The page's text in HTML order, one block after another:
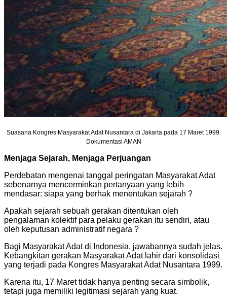
Suasana Kongres Masyarakat Adat Nusantara di Jakarta pada 17 Maret 1999.
Dokumentasi AMAN
Menjaga Sejarah, Menjaga Perjuangan
Perdebatan mengenai tanggal peringatan Masyarakat Adat
sebenarnya mencerminkan pertanyaan yang lebih
mendasar: siapa yang berhak menentukan sejarah ?
Apakah sejarah sebuah gerakan ditentukan oleh
pengalaman kolektif para pelaku gerakan itu sendiri, atau
oleh keputusan administratif negara ?
Bagi Masyarakat Adat di Indonesia, jawabannya sudah jelas.
Kebangkitan gerakan Masyarakat Adat lahir dari konsolidasi
yang terjadi pada Kongres Masyarakat Adat Nusantara 1999.
Karena itu, 17 Maret tidak hanya penting secara simbolik,
tetapi juga memiliki legitimasi sejarah yang kuat.